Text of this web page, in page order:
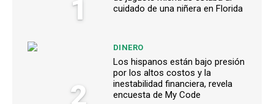
1
cuidado de una niñera en Florida
2
DINERO
Los hispanos están bajo presión
por los altos costos y la
inestabilidad financiera, revela
encuesta de My Code